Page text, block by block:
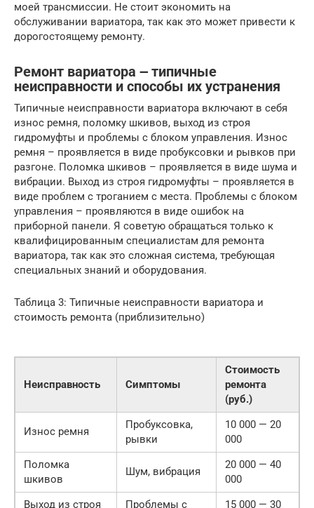
моей трансмиссии. Не стоит экономить на
обслуживании вариатора, так как это может привести к
дорогостоящему ремонту.
Ремонт вариатора ౼ типичные
неисправности и способы их устранения
Типичные неисправности вариатора включают в себя
износ ремня, поломку шкивов, выход из строя
гидромуфты и проблемы с блоком управления. Износ
ремня – проявляется в виде пробуксовки и рывков при
разгоне. Поломка шкивов – проявляется в виде шума и
вибрации. Выход из строя гидромуфты – проявляется в
виде проблем с троганием с места. Проблемы с блоком
управления – проявляются в виде ошибок на
приборной панели. Я советую обращаться только к
квалифицированным специалистам для ремонта
вариатора, так как это сложная система, требующая
специальных знаний и оборудования.
Таблица 3: Типичные неисправности вариатора и
стоимость ремонта (приблизительно)
Неисправность Симптомы
Стоимость
ремонта
(руб.)
Износ ремня
Пробуксовка,
рывки
10 000 — 20
000
Поломка
шкивов
Шум, вибрация
20 000 — 40
000
Выход из строя
Проблемы с 15 000 — 30